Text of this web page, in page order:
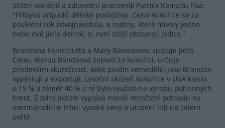
Státní sociální a zdravotní pracovník Patrick Kamzitu říká:
"Přibývá případů dětské podvýživy. Cena kukuřice se za
poslední rok zdvojnásobila, a rodiny, které mívaly jedno
nebo dvě jídla denně, si nyní stěží obstarají jedno."
Brandona Hunnicutta a Mary Bandaovou spojuje jídlo.
Cenu, kterou Bandaová zaplatí za kukuřici, určuje
především skutečnost, kolik plodin zemědělci jako Brandon
vypěstují a exportují. Letošní sklizeň kukuřice v USA klesla
o 15 % a téměř 40 % z ní bylo využito na výrobu pohonných
hmot. Z toho potom vyplývá menší množství potravin na
mezinárodním trhu, vysoké ceny a utrpení lidí na celém
světě.